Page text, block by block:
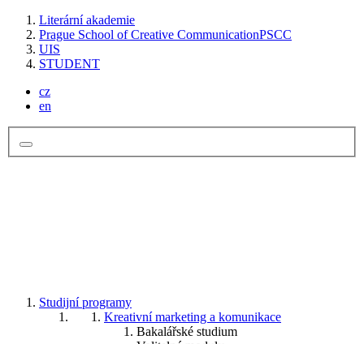
Literární akademie
Prague School of Creative CommunicationPSCC
UIS
STUDENT
cz
en
Studijní programy
Kreativní marketing a komunikace
Bakalářské studium